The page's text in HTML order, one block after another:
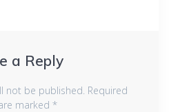
a Reply
not be published. Required
marked *